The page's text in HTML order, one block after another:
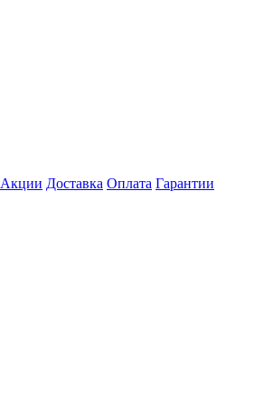
Акции Доставка Оплата Гарантии